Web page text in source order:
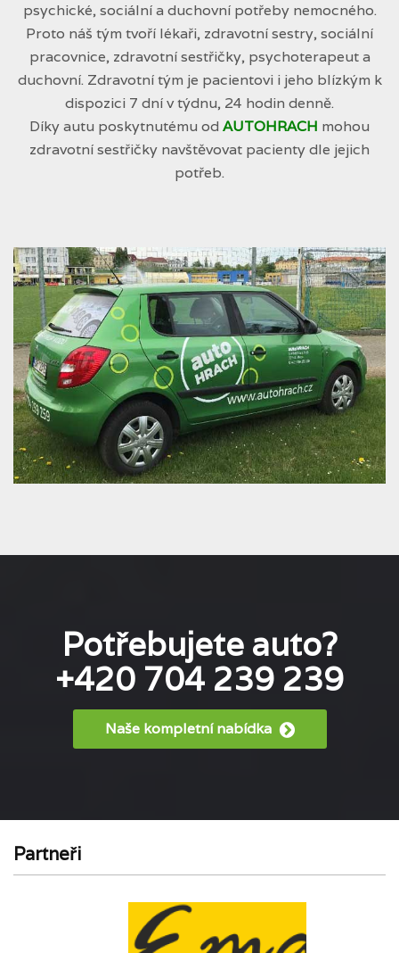
psychické, sociální a duchovní potřeby nemocného.
Proto náš tým tvoří lékaři, zdravotní sestry, sociální
pracovnice, zdravotní sestřičky, psychoterapeut a
duchovní. Zdravotní tým je pacientovi i jeho blízkým k
dispozici 7 dní v týdnu, 24 hodin denně.
Díky autu poskytnutému od AUTOHRACH mohou
zdravotní sestřičky navštěvovat pacienty dle jejich
potřeb.
Potřebujete auto?
+420 704 239 239
Naše kompletní nabídka
Partneři